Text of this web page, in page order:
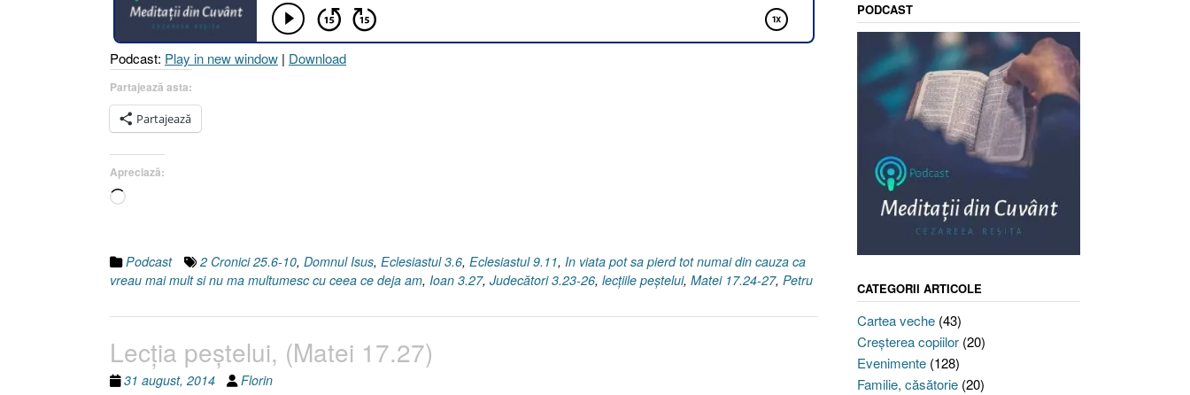
Podcast: Play in new window | Download
Partajează asta:
Partajează
Apreciază:
Încarc...
Podcast 2 Cronici 25.6-10, Domnul Isus, Eclesiastul 3.6, Eclesiastul 9.11, In viata pot sa pierd tot numai din cauza ca
vreau mai mult si nu ma multumesc cu ceea ce deja am, Ioan 3.27, Judecători 3.23-26, lecţiile peştelui, Matei 17.24-27, Petru
Lecţia peştelui, (Matei 17.27)
31 august, 2014 Florin
PODCAST
CATEGORII ARTICOLE
Cartea veche(43)
Creşterea copiilor(20)
Evenimente(128)
Familie, căsătorie(20)